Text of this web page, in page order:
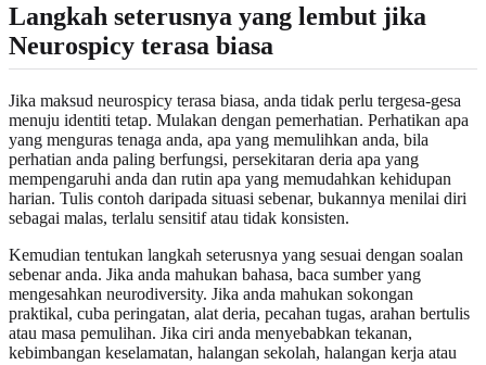
Langkah seterusnya yang lembut jika
Neurospicy terasa biasa
Jika maksud neurospicy terasa biasa, anda tidak perlu tergesa-gesa
menuju identiti tetap. Mulakan dengan pemerhatian. Perhatikan apa
yang menguras tenaga anda, apa yang memulihkan anda, bila
perhatian anda paling berfungsi, persekitaran deria apa yang
mempengaruhi anda dan rutin apa yang memudahkan kehidupan
harian. Tulis contoh daripada situasi sebenar, bukannya menilai diri
sebagai malas, terlalu sensitif atau tidak konsisten.
Kemudian tentukan langkah seterusnya yang sesuai dengan soalan
sebenar anda. Jika anda mahukan bahasa, baca sumber yang
mengesahkan neurodiversity. Jika anda mahukan sokongan
praktikal, cuba peringatan, alat deria, pecahan tugas, arahan bertulis
atau masa pemulihan. Jika ciri anda menyebabkan tekanan,
kebimbangan keselamatan, halangan sekolah, halangan kerja atau